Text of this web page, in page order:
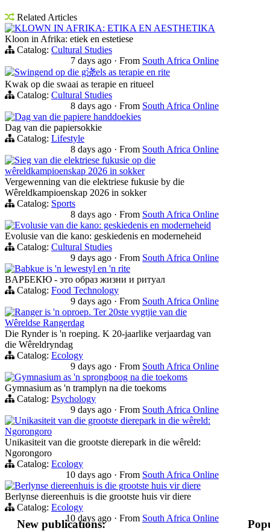
Related Articles
KLOWN IN AFRIKA: ETIKA EN AESTHETIKA
Kloon in Afrika: etiek en estetiese
Catalog: Cultural Studies
7 days ago · From South Africa Online
Swingend op die g浇els as terapie en rite
Kwak op die swaai as terapie en ritueel
Catalog: Cultural Studies
8 days ago · From South Africa Online
Dag van die papiere handdoekies
Dag van die papiersokkie
Catalog: Lifestyle
8 days ago · From South Africa Online
Sieg van die elektriese fukusie op die
wêreldkampioenskap 2026 in sokker
Vergewenning van die elektriese fukusie by die
Wêreldkampioenskap 2026 in sokker
Catalog: Sports
8 days ago · From South Africa Online
Evolusie van die kano: geskiedenis en moderneheid
Evolusie van die kano: geskiedenis en moderneheid
Catalog: Cultural Studies
9 days ago · From South Africa Online
Babkue is 'n lewestyl en 'n rite
BАРБЕКЮ - это образ жизни и ритуал
Catalog: Food Technology
9 days ago · From South Africa Online
Ranger is 'n oproep. Ter 20ste vygtjie van die
Wêreldse Rangerdag
Die Rynder is 'n roeping. K 20-jaarlike verjaardag van
die Wêreldryndag
Catalog: Ecology
9 days ago · From South Africa Online
Gymnasium as 'n sprongboog na die toekoms
Gymnasium as 'n tramplyn na die toekoms
Catalog: Psychology
9 days ago · From South Africa Online
Unikasiteit van die grootste dierepark in die wêreld:
Ngorongoro
Unikasiteit van die grootste dierepark in die wêreld:
Ngorongoro
Catalog: Ecology
10 days ago · From South Africa Online
Berlynse diereenhuis is die grootste huis vir diere
Berlynse diereenhuis is die grootste huis vir diere
Catalog: Ecology
10 days ago · From South Africa Online
New publications: